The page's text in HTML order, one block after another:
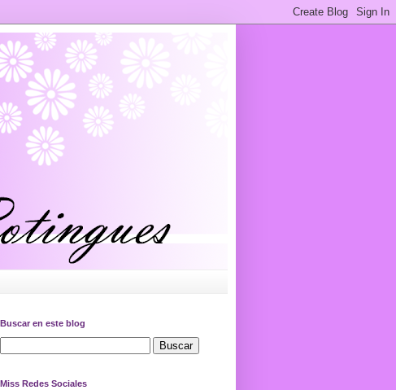
Buscar en este blog
Miss Redes Sociales